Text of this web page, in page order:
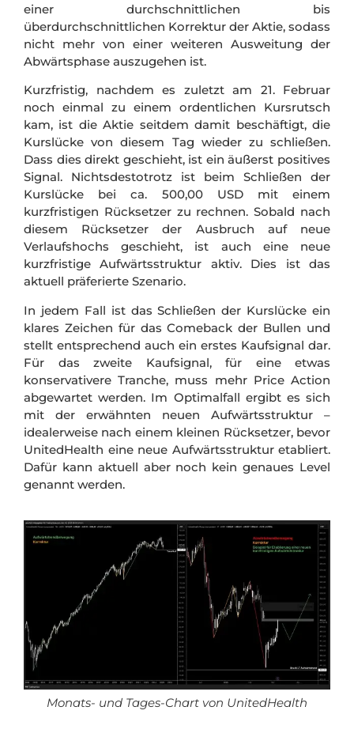
einer durchschnittlichen bis
überdurchschnittlichen Korrektur der Aktie, sodass
nicht mehr von einer weiteren Ausweitung der
Abwärtsphase auszugehen ist.
Kurzfristig, nachdem es zuletzt am 21. Februar
noch einmal zu einem ordentlichen Kursrutsch
kam, ist die Aktie seitdem damit beschäftigt, die
Kurslücke von diesem Tag wieder zu schließen.
Dass dies direkt geschieht, ist ein äußerst positives
Signal. Nichtsdestotrotz ist beim Schließen der
Kurslücke bei ca. 500,00 USD mit einem
kurzfristigen Rücksetzer zu rechnen. Sobald nach
diesem Rücksetzer der Ausbruch auf neue
Verlaufshochs geschieht, ist auch eine neue
kurzfristige Aufwärtsstruktur aktiv. Dies ist das
aktuell präferierte Szenario.
In jedem Fall ist das Schließen der Kurslücke ein
klares Zeichen für das Comeback der Bullen und
stellt entsprechend auch ein erstes Kaufsignal dar.
Für das zweite Kaufsignal, für eine etwas
konservativere Tranche, muss mehr Price Action
abgewartet werden. Im Optimalfall ergibt es sich
mit der erwähnten neuen Aufwärtsstruktur –
idealerweise nach einem kleinen Rücksetzer, bevor
UnitedHealth eine neue Aufwärtsstruktur etabliert.
Dafür kann aktuell aber noch kein genaues Level
genannt werden.
Monats- und Tages-Chart von UnitedHealth